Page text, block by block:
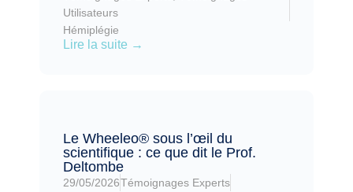
Utilisateurs
Hémiplégie
Lire la suite →
Le Wheeleo® sous l’œil du
scientifique : ce que dit le Prof.
Deltombe
29/05/2026Témoignages Experts